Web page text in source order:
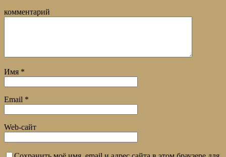
комментарий
Имя *
Email *
Web-сайт